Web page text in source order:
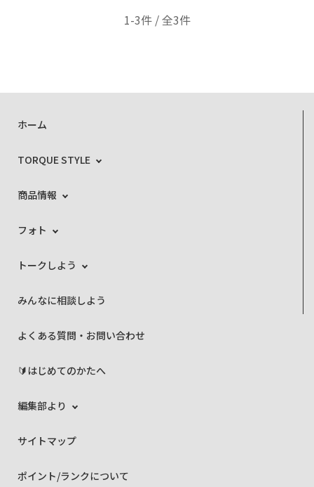
1-3件 / 全3件
ホーム
TORQUE STYLE
商品情報
フォト
トークしよう
みんなに相談しよう
よくある質問・お問い合わせ
🔰はじめてのかたへ
編集部より
サイトマップ
ポイント/ランクについて